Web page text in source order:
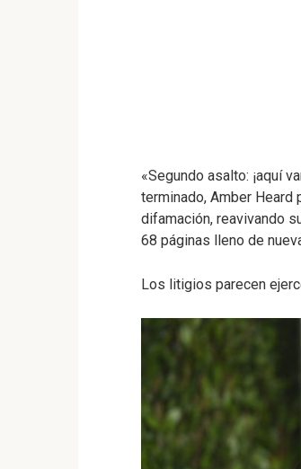
«Segundo asalto: ¡aquí
terminado, Amber
difamación, reavivando
68 páginas lleno de
Los litigios parecen